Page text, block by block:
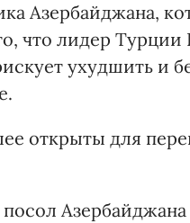
Азербайджана,
что лидер
ухудшить и
открыты для